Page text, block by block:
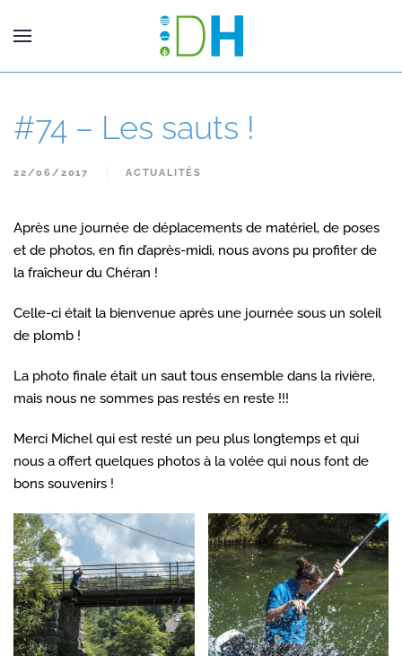
#74 – Les sauts !
22/06/2017 ACTUALITÉS
Après une journée de déplacements de matériel, de poses
et de photos, en fin d’après-midi, nous avons pu profiter de
la fraîcheur du Chéran !
Celle-ci était la bienvenue après une journée sous un soleil
de plomb !
La photo finale était un saut tous ensemble dans la rivière,
mais nous ne sommes pas restés en reste !!!
Merci Michel qui est resté un peu plus longtemps et qui
nous a offert quelques photos à la volée qui nous font de
bons souvenirs !